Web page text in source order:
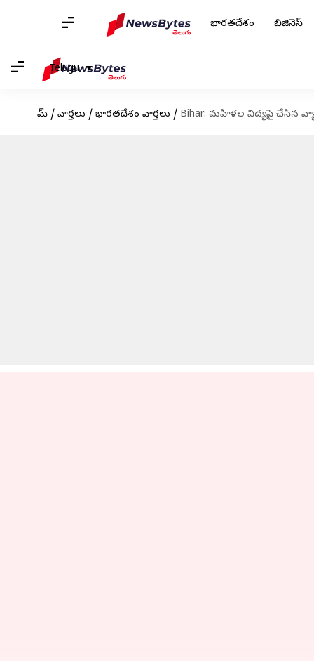
భారతదేశం బిజినెస్
Telugu
హోమ్ / వార్తలు / భారతదేశం వార్తలు / Bihar: మహిళల విద్యపై చేసిన